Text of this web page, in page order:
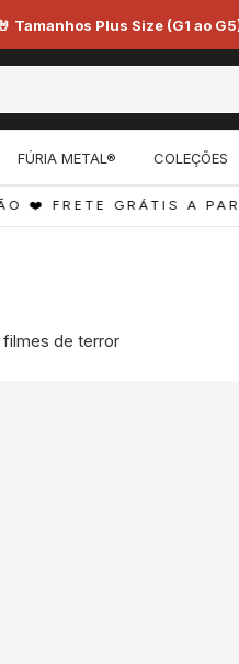
Tamanhos Plus Size (G1 ao
FÚRIA METAL® COLEÇÕES
❤️ FRETE GRÁTIS A
filmes de terror